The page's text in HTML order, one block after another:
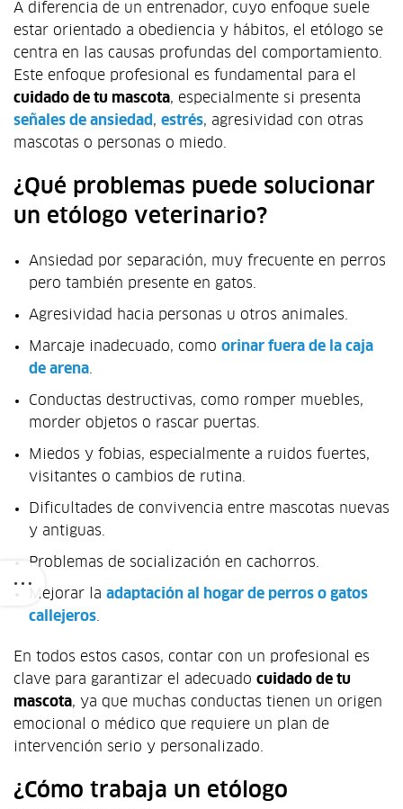
A diferencia de un entrenador, cuyo enfoque suele
estar orientado a obediencia y hábitos, el etólogo se
centra en las causas profundas del comportamiento.
Este enfoque profesional es fundamental para el
cuidado de tu mascota, especialmente si presenta
señales de ansiedad , estrés, agresividad con otras
mascotas o personas o miedo.
¿Qué problemas puede solucionar
un etólogo veterinario?
Ansiedad por separación, muy frecuente en perros
pero también presente en gatos.
Agresividad hacia personas u otros animales.
Marcaje inadecuado, como orinar fuera de la caja
de arena.
Conductas destructivas, como romper muebles,
morder objetos o rascar puertas.
Miedos y fobias, especialmente a ruidos fuertes,
visitantes o cambios de rutina.
Dificultades de convivencia entre mascotas nuevas
y antiguas.
Problemas de socialización en cachorros.
Mejorar la adaptación al hogar de perros o gatos
callejeros.
En todos estos casos, contar con un profesional es
clave para garantizar el adecuado cuidado de tu
mascota, ya que muchas conductas tienen un origen
emocional o médico que requiere un plan de
intervención serio y personalizado.
¿Cómo trabaja un etólogo